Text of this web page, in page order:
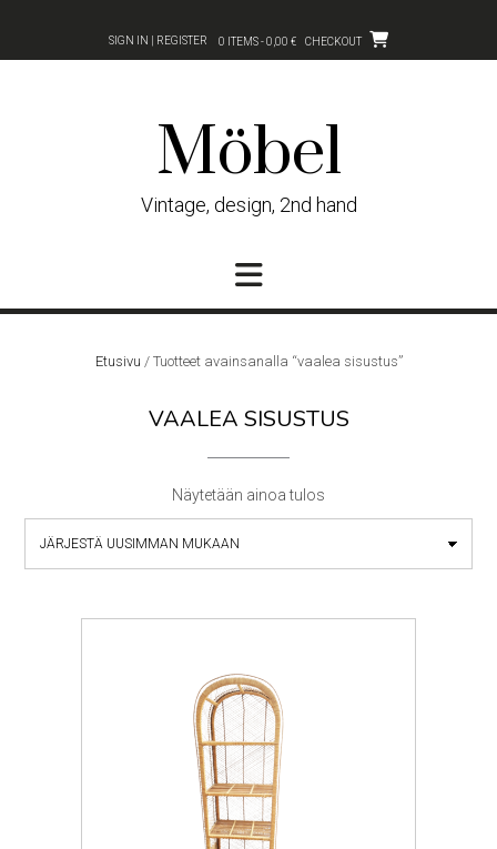
content
SIGN IN | REGISTER 0 ITEMS - 0,00 € CHECKOUT
Möbel
Vintage, design, 2nd hand
Etusivu / Tuotteet avainsanalla “vaalea sisustus”
VAALEA SISUSTUS
Näytetään ainoa tulos